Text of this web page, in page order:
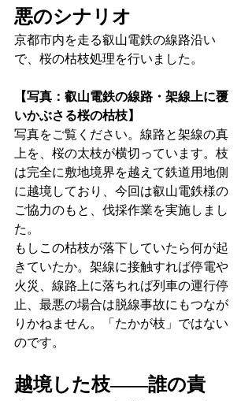
悪のシナリオ
京都市内を走る叡山電鉄の線路沿い
で、桜の枯枝処理を行いました。
【写真：叡山電鉄の線路・架線上に覆
いかぶさる桜の枯枝】
写真をご覧ください。線路と架線の真
上を、桜の太枝が横切っています。枝
は完全に敷地境界を越えて鉄道用地側
に越境しており、今回は叡山電鉄様の
ご協力のもと、伐採作業を実施しまし
た。
もしこの枯枝が落下していたら何が起
きていたか。架線に接触すれば停電や
火災、線路上に落ちれば列車の運行停
止、最悪の場合は脱線事故にもつなが
りかねません。「たかが枝」ではない
のです。
越境した枝——誰の責